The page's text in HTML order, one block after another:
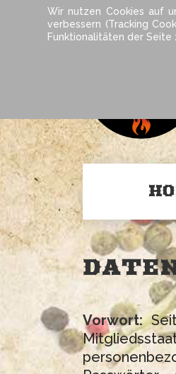
Vorwort:Seit
Wir nutzen Cookies auf
verbessern (Tracking
Funktionalitäten der Seite